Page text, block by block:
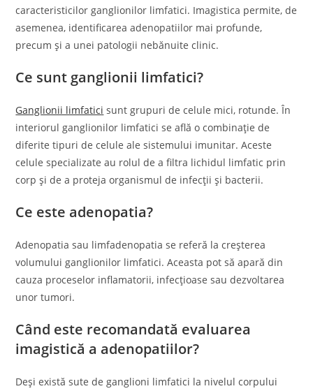
caracteristicilor ganglionilor limfatici. Imagistica permite, de
asemenea, identificarea adenopatiilor mai profunde,
precum și a unei patologii nebănuite clinic.
Ce sunt ganglionii limfatici?
Ganglionii limfatici sunt grupuri de celule mici, rotunde. În
interiorul ganglionilor limfatici se află o combinație de
diferite tipuri de celule ale sistemului imunitar. Aceste
celule specializate au rolul de a filtra lichidul limfatic prin
corp și de a proteja organismul de infecții și bacterii.
Ce este adenopatia?
Adenopatia sau limfadenopatia se referă la creșterea
volumului ganglionilor limfatici. Aceasta pot să apară din
cauza proceselor inflamatorii, infecțioase sau dezvoltarea
unor tumori.
Când este recomandată evaluarea
imagistică a adenopatiilor?
Deși există sute de ganglioni limfatici la nivelul corpului